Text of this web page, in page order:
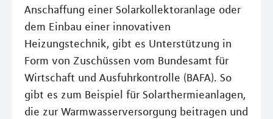
Anschaffung einer Solarkollektoranlage oder
dem Einbau einer innovativen
Heizungstechnik, gibt es Unterstützung in
Form von Zuschüssen vom Bundesamt für
Wirtschaft und Ausfuhrkontrolle (BAFA). So
gibt es zum Beispiel für Solarthermieanlagen,
die zur Warmwasserversorgung beitragen und